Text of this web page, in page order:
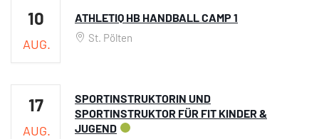
10
AUG.
ATHLETIQ HB HANDBALL CAMP 1
St. Pölten
17
AUG.
SPORTINSTRUKTORIN UND
SPORTINSTRUKTOR FÜR FIT KINDER &
JUGEND